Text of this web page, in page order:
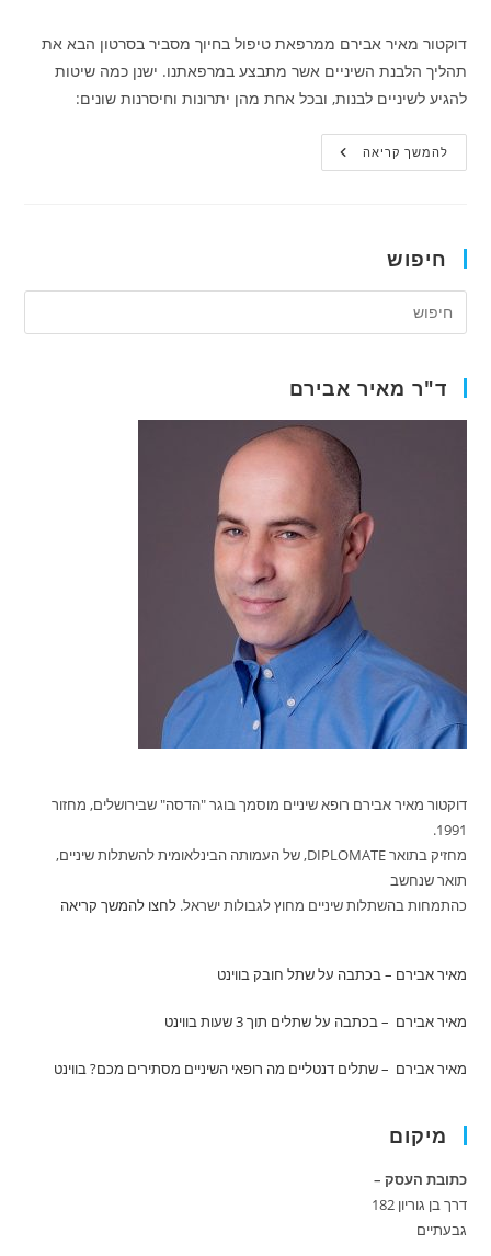
דוקטור מאיר אבירם ממרפאת טיפול בחיוך מסביר בסרטון הבא את
תהליך הלבנת השיניים אשר מתבצע במרפאתנו. ישנן כמה שיטות
להגיע לשיניים לבנות, ובכל אחת מהן יתרונות וחיסרנות שונים:
להמשך קריאהצפו:
כל
שיניים
העזתם
חיפוש
ד"ר מאיר אבירם
דוקטור מאיר אבירם רופא שיניים מוסמך בוגר "הדסה" שבירושלים, מחזור
1991.
מחזיק בתואר DIPLOMATE, של העמותה הבינלאומית להשתלות שיניים,
תואר שנחשב
כהתמחות בהשתלות שיניים מחוץ לגבולות ישראל.לחצו להמשך קריאה
מאיר אבירם – בכתבה על שתל חובקבווינט
מאיר אבירם – בכתבה על שתלים תוך 3 שעות בווינט
מאיר אבירם – שתלים דנטליים מה רופאי השיניים מסתירים מכם?בווינט
מיקום
כתובת העסק –
דרך בן גוריון 182
גבעתיים